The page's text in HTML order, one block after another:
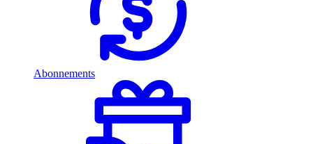
Abonnements